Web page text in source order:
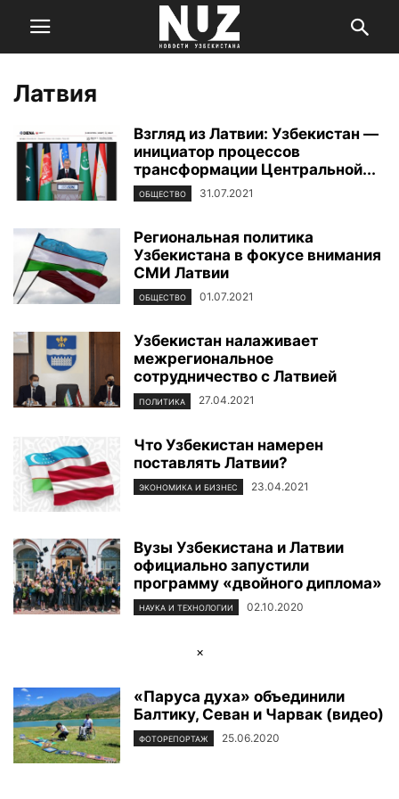
Латвия
Взгляд из Латвии: Узбекистан —
инициатор процессов
трансформации Центральной...
ОБЩЕСТВО 31.07.2021
Региональная политика
Узбекистана в фокусе внимания
СМИ Латвии
ОБЩЕСТВО 01.07.2021
Узбекистан налаживает
межрегиональное
сотрудничество с Латвией
ПОЛИТИКА 27.04.2021
Что Узбекистан намерен
поставлять Латвии?
ЭКОНОМИКА И БИЗНЕС 23.04.2021
Вузы Узбекистана и Латвии
официально запустили
программу «двойного диплома»
НАУКА И ТЕХНОЛОГИИ 02.10.2020
×
«Паруса духа» объединили
Балтику, Севан и Чарвак (видео)
ФОТОРЕПОРТАЖ 25.06.2020